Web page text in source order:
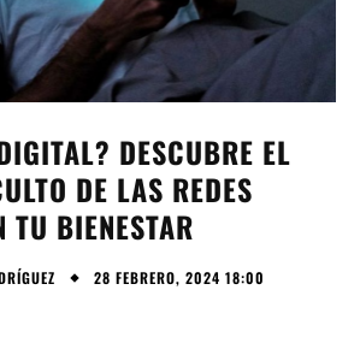
DESCUBRE EL
DE LAS REDES
TU BIENESTAR
28 FEBRERO, 2024 18:00